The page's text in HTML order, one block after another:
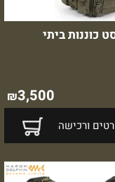
כוננות ביתי
₪3,500
ורכישה